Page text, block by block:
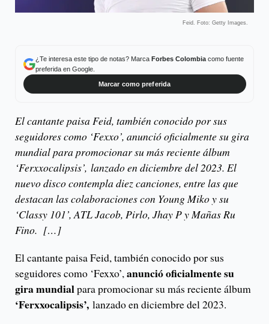
Feid. Foto: Getty Images.
¿Te interesa este tipo de notas? Marca Forbes Colombiacomo fuente
preferida en Google.
Marcar como preferida
El cantante paisa Feid, también conocido por sus
seguidores como ‘Fexxo’, anunció oficialmente su gira
mundial para promocionar su más reciente álbum
‘Ferxxocalipsis’, lanzado en diciembre del 2023. El
nuevo disco contempla diez canciones, entre las que
destacan las colaboraciones con Young Miko y su
‘Classy 101’, ATL Jacob, Pirlo, Jhay P y Mañas Ru
Fino. […]
El cantante paisa Feid, también conocido por sus
seguidores como ‘Fexxo’,anunció oficialmente su
gira mundialpara promocionar su más reciente álbum
‘Ferxxocalipsis’, lanzado en diciembre del 2023.